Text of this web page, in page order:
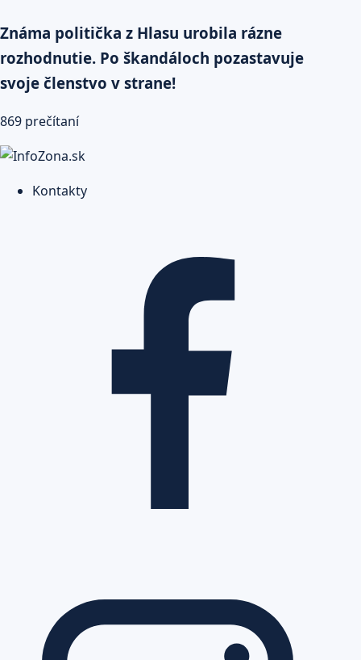
Známa politička z Hlasu urobila rázne
rozhodnutie. Po škandáloch pozastavuje
svoje členstvo v strane!
869 prečítaní
Kontakty